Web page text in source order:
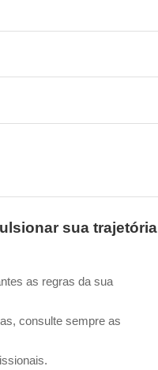
poderá solicitar o seu
boleto bancário, cartão de
sua trajetória
as regras da sua
consulte sempre as